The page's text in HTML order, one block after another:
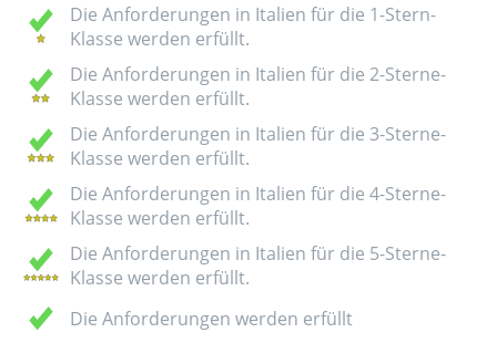
Die Anforderungen in Italien für die 1-Stern-
Klasse werden erfüllt.
Die Anforderungen in Italien für die 2-Sterne-
Klasse werden erfüllt.
Die Anforderungen in Italien für die 3-Sterne-
Klasse werden erfüllt.
Die Anforderungen in Italien für die 4-Sterne-
Klasse werden erfüllt.
Die Anforderungen in Italien für die 5-Sterne-
Klasse werden erfüllt.
Die Anforderungen werden erfüllt